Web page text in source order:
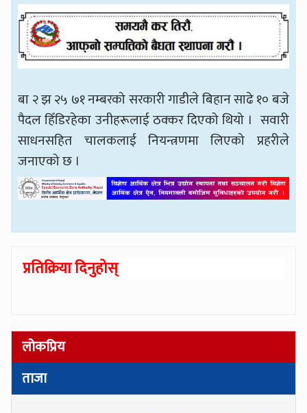
बा २ झ २५ ७१ नम्बरको सरकारी गाडीले बिहान साढे १० बजे
पैदल हिँडिरहेका उनीहरूलाई ठक्कर दिएको थियो । सवारी
साधनसहित चालकलाई नियन्त्रणमा लिएको प्रहरीले
जनाएको छ ।
प्रतिक्रिया दिनुहोस्
लोकप्रिय
ताजा